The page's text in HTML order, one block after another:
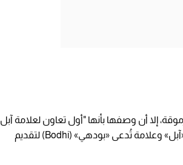
إلا أن وصفها بأنها "أول تعاون لعلامة آبل
مع عالم الموضة" ليس دقيقًا. فقد شهد عام 2012 تعاونًا سابقًا بين «آبل» وعلامة تُدعى «بودهي» (Bodhi) لتقديم